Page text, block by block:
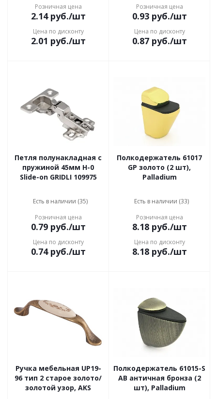
Розничная цена
2.14руб./шт
Цена по дисконту
2.01 руб./шт
Розничная цена
0.93руб./шт
Цена по дисконту
0.87руб./шт
Петля полунакладная с
пружиной 45мм Н-0
Slide-on GRIDLI 109975
Есть в наличии (35)
Розничная цена
0.79руб./шт
Цена по дисконту
0.74руб./шт
Полкодержатель 61017
GP золото (2 шт),
Palladium
Есть в наличии (33)
Розничная цена
8.18руб./шт
Цена по дисконту
8.18руб./шт
Ручка мебельная UP19-
96 тип 2 старое золото/
золотой узор, AKS
Полкодержатель 61015-S
AB античная бронза (2
шт), Palladium